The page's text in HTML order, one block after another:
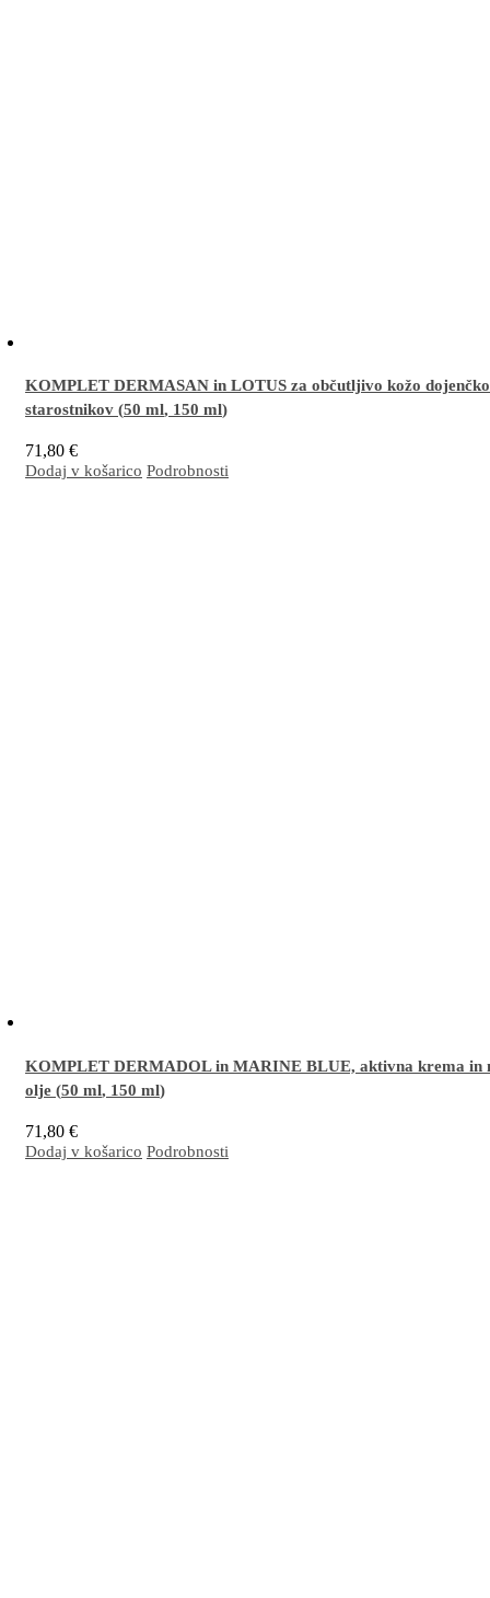
KOMPLET DERMASAN in LOTUS za občutljivo kožo
starostnikov (50 ml, 150 ml)
71,80 €
Dodaj v košarico Podrobnosti
KOMPLET DERMADOL in MARINE BLUE, aktivna krema in
olje (50 ml, 150 ml)
71,80 €
Odlična kombinacija za masaže, lajšanje težav v predelih mišic in sklepov ter pomirjanje
Dodaj v košarico Podrobnosti